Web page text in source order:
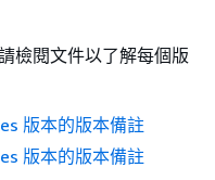
檢閱文件以了解每個版
版本的版本備註
版本的版本備註